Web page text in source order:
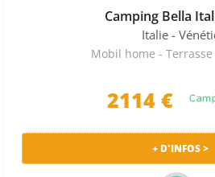
Camping Bella
Italie -
Mobil home -
2114 €
+ D'INFOS >